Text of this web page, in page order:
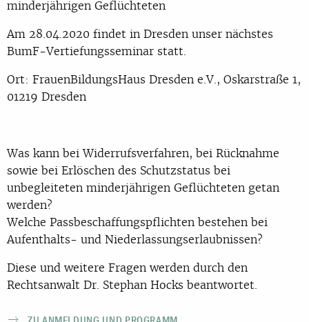
minderjährigen Geflüchteten
Am 28.04.2020 findet in Dresden unser nächstes
BumF-Vertiefungsseminar statt.
Ort: FrauenBildungsHaus Dresden e.V., Oskarstraße 1,
01219 Dresden
Was kann bei Widerrufsverfahren, bei Rücknahme
sowie bei Erlöschen des Schutzstatus bei
unbegleiteten minderjährigen Geflüchteten getan
werden?
Welche Passbeschaffungspflichten bestehen bei
Aufenthalts- und Niederlassungserlaubnissen?
Diese und weitere Fragen werden durch den
Rechtsanwalt Dr. Stephan Hocks beantwortet.